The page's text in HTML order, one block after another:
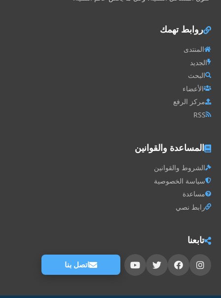
روابط تهمك
المنتدى
الجديد
البحث
الأعضاء
مركز الرفع
RSS
المساعدة والقوانين
الشروط والقوانين
سياسة الخصوصية
مساعدة
رابط نصي
تابعنا
اتصل بنا